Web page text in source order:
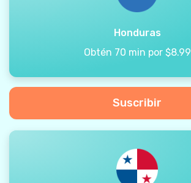
Honduras
Obtén 70 min por $8.99
Suscribir